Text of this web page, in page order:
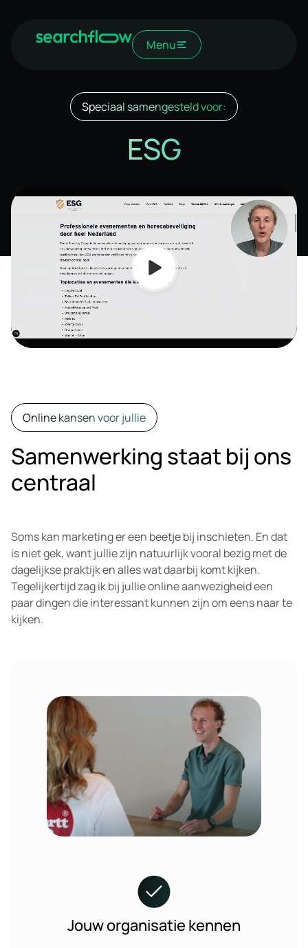
Menu
Speciaal samengesteld voor:
ESG
Online kansen voor jullie
Samenwerking staat bij ons
centraal
Soms kan marketing er een beetje bij inschieten. En dat
is niet gek, want jullie zijn natuurlijk vooral bezig met de
dagelijkse praktijk en alles wat daarbij komt kijken.
Tegelijkertijd zag ik bij jullie online aanwezigheid een
paar dingen die interessant kunnen zijn om eens naar te
kijken.
Jouw organisatie kennen